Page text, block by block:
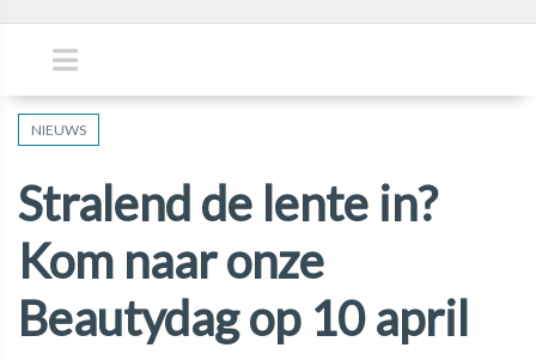
NIEUWS
Stralend de lente in?
Kom naar onze
Beautydag op 10 april